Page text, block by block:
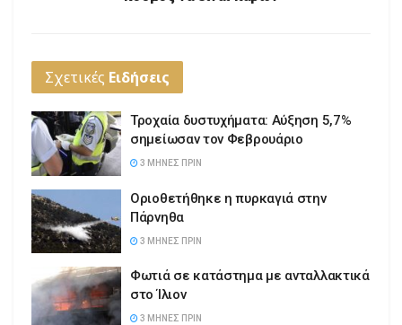
Σχετικές Ειδήσεις
Τροχαία δυστυχήματα: Αύξηση 5,7%
σημείωσαν τον Φεβρουάριο
3 ΜΉΝΕΣ ΠΡΙΝ
Οριοθετήθηκε η πυρκαγιά στην
Πάρνηθα
3 ΜΉΝΕΣ ΠΡΙΝ
Φωτιά σε κατάστημα με ανταλλακτικά
στο Ίλιον
3 ΜΉΝΕΣ ΠΡΙΝ